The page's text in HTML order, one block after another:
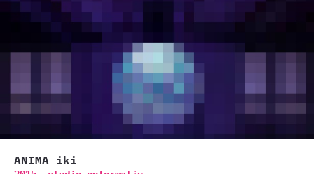
ANIMA iki